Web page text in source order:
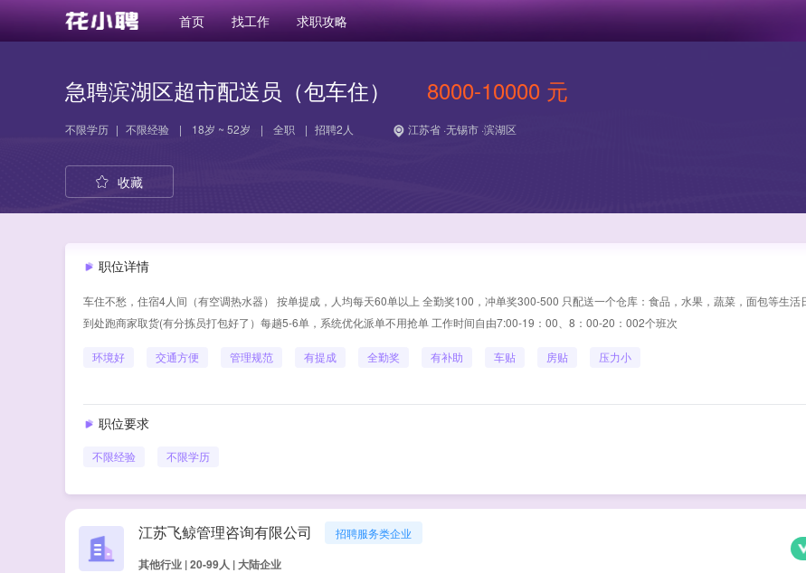
首页 找工作 求职攻略
急聘滨湖区超市配送员（包车住） 8000-10000 元
不限学历 | 不限经验 | 18岁 ~ 52岁 | 全职 | 招聘2人 江苏省 ·无锡市 ·滨湖区
收藏
职位详情
车住不愁，住宿4人间（有空调热水器） 按单提成，人均每天60单以上 全勤奖100，冲单奖300-500 只配送一个仓库：食品，水果，蔬菜，面包等生活
到处跑商家取货(有分拣员打包好了）每趟5-6单，系统优化派单不用抢单 工作时间自由7:00-19：00、8：00-20：002个班次
环境好 交通方便 管理规范 有提成 全勤奖 有补助 车贴 房贴 压力小
职位要求
不限经验 不限学历
江苏飞鲸管理咨询有限公司 招聘服务类企业
其他行业 | 20-99人 | 大陆企业